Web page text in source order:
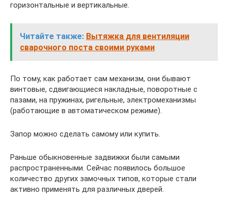
горизонтальные и вертикальные.
Читайте также: Вытяжка для вентиляции
сварочного поста своими руками
По тому, как работает сам механизм, они бывают
винтовые, сдвигающиеся накладные, поворотные с
пазами, на пружинах, ригельные, электромеханизмы
(работающие в автоматическом режиме).
Запор можно сделать самому или купить.
Раньше обыкновенные задвижки были самыми
распространенными. Сейчас появилось большое
количество других замочных типов, которые стали
активно применять для различных дверей.